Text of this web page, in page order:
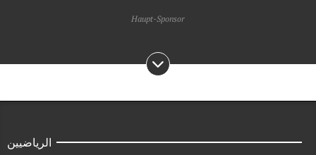
Haupt-Sponsor
الرياضيين